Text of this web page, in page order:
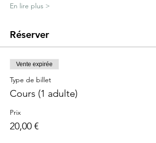
En lire plus >
Réserver
Vente expirée
Type de billet
Cours (1 adulte)
Prix
20,00 €